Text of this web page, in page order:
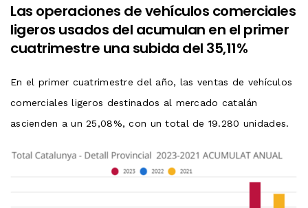
Las operaciones de vehículos comerciales
ligeros usados ​​del acumulan en el primer
cuatrimestre una subida del 35,11%
En el primer cuatrimestre del año, las ventas de vehículos
comerciales ligeros destinados al mercado catalán
ascienden a un 25,08%, con un total de 19.280 unidades.